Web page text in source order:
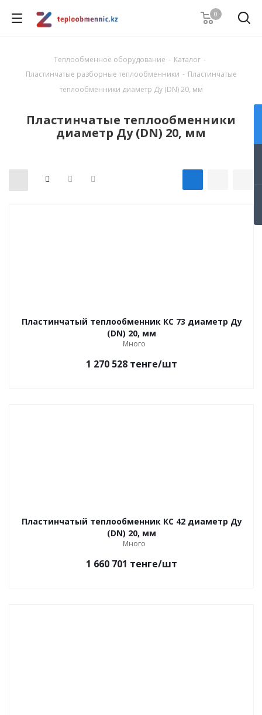
0
Теплообменное оборудование - Каталог -
Пластинчатые разборные теплообменники - Пластинчатые
теплообменники диаметр Ду (DN) 20, мм
Пластинчатые теплообменники
диаметр Ду (DN) 20, мм
Пластинчатый теплообменник КС 73 диаметр Ду
(DN) 20, мм
Много
1 270 528 тенге/шт
Пластинчатый теплообменник КС 42 диаметр Ду
(DN) 20, мм
Много
1 660 701 тенге/шт